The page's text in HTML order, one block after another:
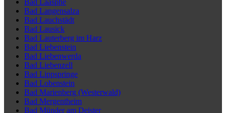
Bad Laasphe
Bad Langensalza
Bad Lauchstädt
Bad Lausick
Bad Lauterberg im Harz
Bad Liebenstein
Bad Liebenwerda
Bad Liebenzell
Bad Lippspringe
Bad Lobenstein
Bad Marienberg (Westerwald)
Bad Mergentheim
Bad Münder am Deister